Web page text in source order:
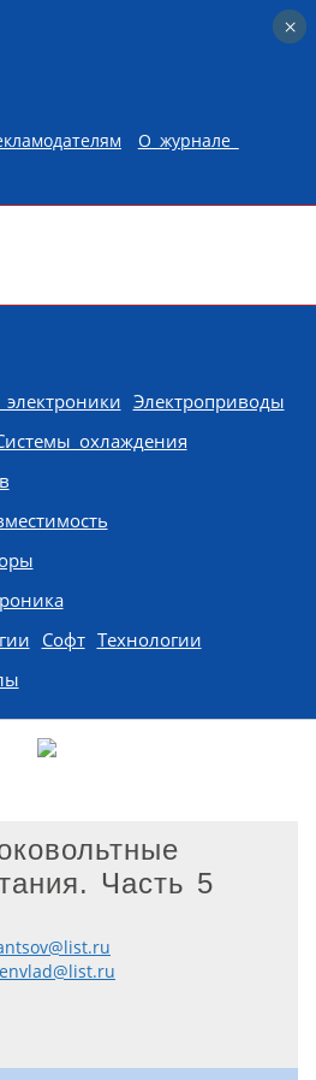
О журнале
Электроприводы
охлаждения
Софт Технологии
Часть 5
envlad@list.ru
×
×